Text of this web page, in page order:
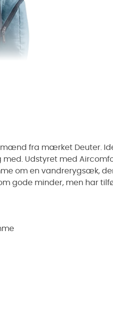
fra mærket Deuter.
Udstyret med
om en vandrerygsæk,
gode minder, men har